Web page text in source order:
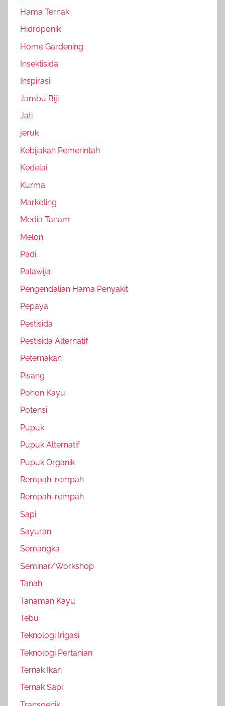
Hama Ternak
Hidroponik
Home Gardening
Insektisida
Inspirasi
Jambu Biji
Jati
jeruk
Kebijakan Pemerintah
Kedelai
Kurma
Marketing
Media Tanam
Melon
Padi
Palawija
Pengendalian Hama Penyakit
Pepaya
Pestisida
Pestisida Alternatif
Peternakan
Pisang
Pohon Kayu
Potensi
Pupuk
Pupuk Alternatif
Pupuk Organik
Rempah-rempah
Rempah-rempah
Sapi
Sayuran
Semangka
Seminar/Workshop
Tanah
Tanaman Kayu
Tebu
Teknologi Irigasi
Teknologi Pertanian
Ternak Ikan
Ternak Sapi